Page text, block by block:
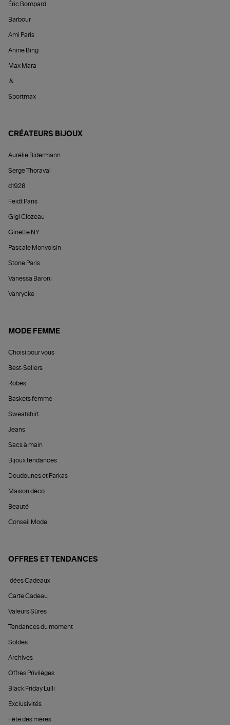
Éric Bompard
Barbour
Ami Paris
Anine Bing
Max Mara
&
Sportmax
CRÉATEURS BIJOUX
Aurélie Bidermann
Serge Thoraval
d1928
Feidt Paris
Gigi Clozeau
Ginette NY
Pascale Monvoisin
Stone Paris
Vanessa Baroni
Vanrycke
MODE FEMME
Choisi pour vous
Best-Sellers
Robes
Baskets femme
Sweatshirt
Jeans
Sacs à main
Bijoux tendances
Doudounes et Parkas
Maison déco
Beauté
Conseil Mode
OFFRES ET TENDANCES
Idées Cadeaux
Carte Cadeau
Valeurs Sûres
Tendances du moment
Soldes
Archives
Offres Privilèges
Black Friday Lulli
Exclusivités
Fête des mères